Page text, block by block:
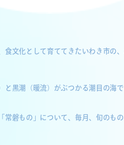
食文化として育ててきたいわき市の
と黒潮（暖流）がぶつかる潮目の海
磐もの」について、毎月、旬のもの